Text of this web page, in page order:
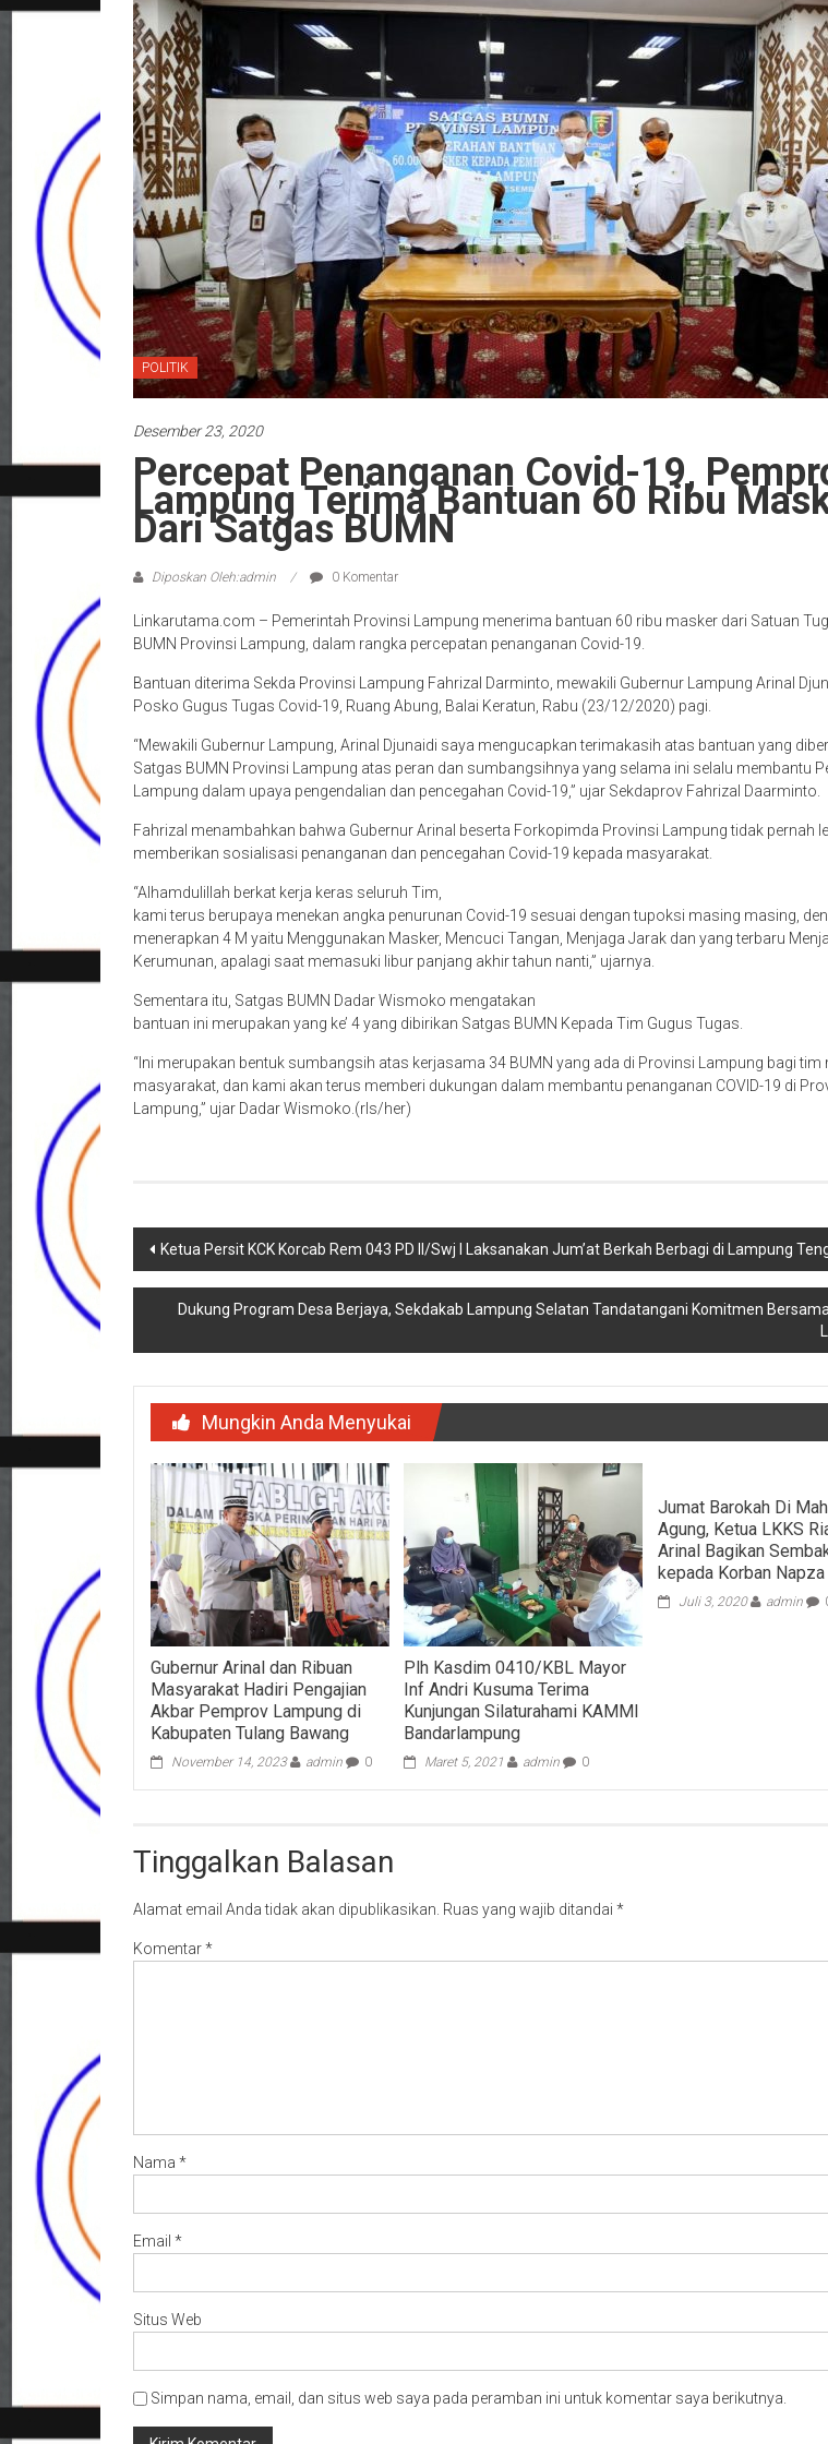
POLITIK
Desember 23, 2020
Percepat Penanganan Covid-19,
Lampung Terima Bantuan 60 Ribu
Dari Satgas BUMN
Diposkan Oleh:admin 0 Komentar
Linkarutama.com – Pemerintah Provinsi Lampung menerima bantuan 60 ribu masker dari Satuan
BUMN Provinsi Lampung, dalam rangka percepatan penanganan Covid-19.
Bantuan diterima Sekda Provinsi Lampung Fahrizal Darminto, mewakili Gubernur Lampung Arinal
Posko Gugus Tugas Covid-19, Ruang Abung, Balai Keratun, Rabu (23/12/2020) pagi.
“Mewakili Gubernur Lampung, Arinal Djunaidi saya mengucapkan terimakasih atas bantuan yang
Satgas BUMN Provinsi Lampung atas peran dan sumbangsihnya yang selama ini selalu membantu
Lampung dalam upaya pengendalian dan pencegahan Covid-19,” ujar Sekdaprov Fahrizal Daarminto.
Fahrizal menambahkan bahwa Gubernur Arinal beserta Forkopimda Provinsi Lampung tidak pernah
memberikan sosialisasi penanganan dan pencegahan Covid-19 kepada masyarakat.
“Alhamdulillah berkat kerja keras seluruh Tim,
kami terus berupaya menekan angka penurunan Covid-19 sesuai dengan tupoksi masing masing,
menerapkan 4 M yaitu Menggunakan Masker, Mencuci Tangan, Menjaga Jarak dan yang terbaru
Kerumunan, apalagi saat memasuki libur panjang akhir tahun nanti,” ujarnya.
Sementara itu, Satgas BUMN Dadar Wismoko mengatakan
bantuan ini merupakan yang ke’ 4 yang dibirikan Satgas BUMN Kepada Tim Gugus Tugas.
“Ini merupakan bentuk sumbangsih atas kerjasama 34 BUMN yang ada di Provinsi Lampung bagi tim
masyarakat, dan kami akan terus memberi dukungan dalam membantu penanganan COVID-19 di
Lampung,” ujar Dadar Wismoko.(rls/her)
Navigasi
pos
Ketua Persit KCK Korcab Rem 043 PD II/Swj l Laksanakan Jum’at Berkah Berbagi di Lampung
Dukung Program Desa Berjaya, Sekdakab Lampung Selatan Tandatangani Komitmen
Mungkin Anda Menyukai
Gubernur Arinal dan Ribuan
Masyarakat Hadiri Pengajian
Akbar Pemprov Lampung di
Kabupaten Tulang Bawang
November 14, 2023 admin 0
Plh Kasdim 0410/KBL Mayor
Inf Andri Kusuma Terima
Kunjungan Silaturahami KAMMI
Bandarlampung
Maret 5, 2021 admin 0
Jumat Barokah Di
Agung, Ketua LKKS
Arinal Bagikan
kepada Korban Napza
Juli 3, 2020 admin
Tinggalkan Balasan
Alamat email Anda tidak akan dipublikasikan. Ruas yang wajib ditandai *
Komentar*
Nama *
Email *
Situs Web
Simpan nama, email, dan situs web saya pada peramban ini untuk komentar saya berikutnya.